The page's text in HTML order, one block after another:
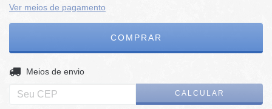
Ver meios de pagamento
Entregas para o CEP:
Meios de envio
CALCULAR